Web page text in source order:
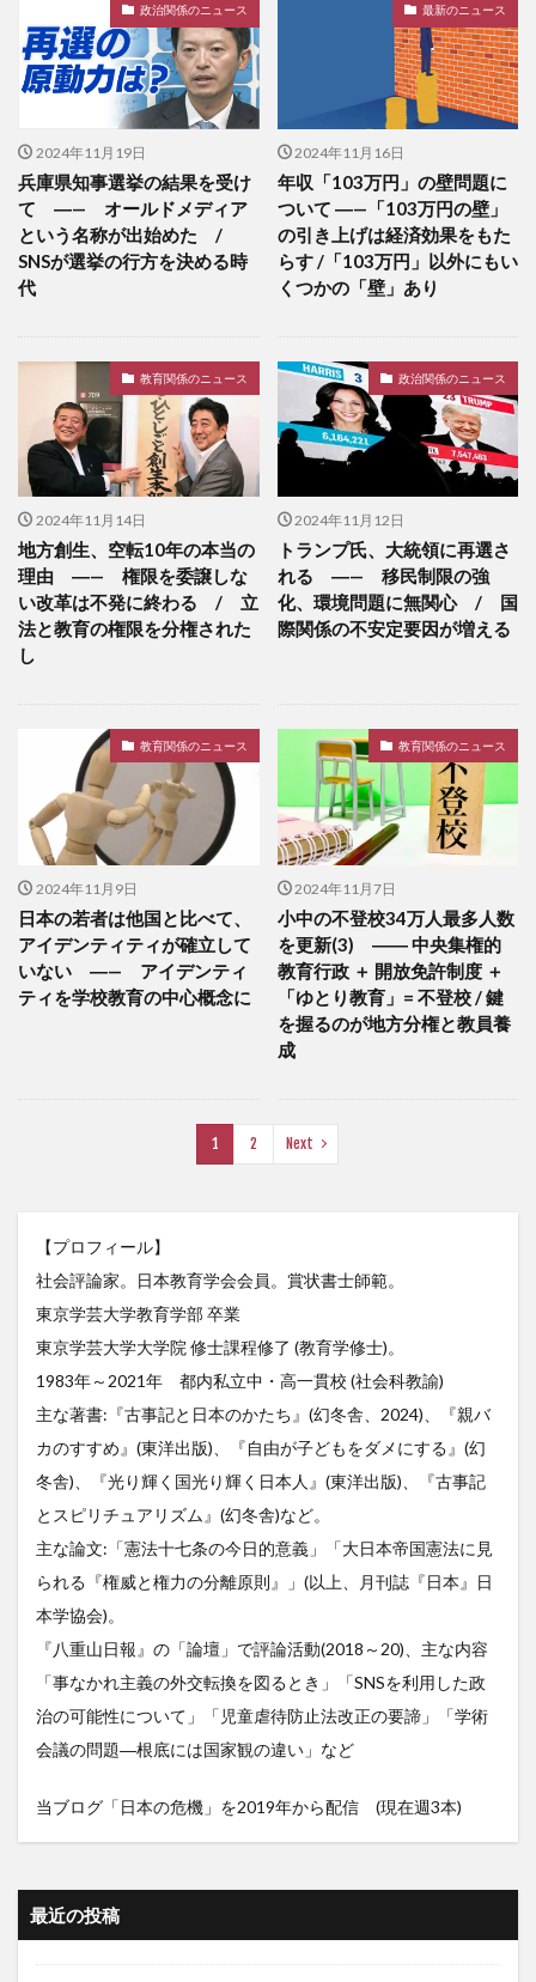
政治関係のニュース
2024年11月19日
兵庫県知事選挙の結果を受け
て ―— オールドメディア
という名称が出始めた /
SNSが選挙の行方を決める時
代
最新のニュース
2024年11月16日
年収「103万円」の壁問題に
ついて ―—「103万円の壁」
の引き上げは経済効果をもた
らす /「103万円」以外にもい
くつかの「壁」あり
教育関係のニュース
2024年11月14日
地方創生、空転10年の本当の
理由 ―— 権限を委譲しな
い改革は不発に終わる / 立
法と教育の権限を分権された
し
政治関係のニュース
2024年11月12日
トランプ氏、大統領に再選さ
れる ―— 移民制限の強
化、環境問題に無関心 / 国
際関係の不安定要因が増える
教育関係のニュース
2024年11月9日
日本の若者は他国と比べて、
アイデンティティが確立して
いない ―— アイデンティ
ティを学校教育の中心概念に
教育関係のニュース
2024年11月7日
小中の不登校34万人最多人数
を更新(3) ―― 中央集権的
教育行政 ＋ 開放免許制度 ＋
「ゆとり教育」= 不登校 / 鍵
を握るのが地方分権と教員養
成
1 2 Next
【プロフィール】
社会評論家。日本教育学会会員。賞状書士師範。
東京学芸大学教育学部 卒業
東京学芸大学大学院 修士課程修了 (教育学修士)。
1983年～2021年 都内私立中・高一貫校 (社会科教諭)
主な著書:『古事記と日本のかたち』(幻冬舎、2024)、『親バ
カのすすめ』(東洋出版)、『自由が子どもをダメにする』(幻
冬舎)、『光り輝く国光り輝く日本人』(東洋出版)、『古事記
とスピリチュアリズム』(幻冬舎)など。
主な論文:「憲法十七条の今日的意義」「大日本帝国憲法に見
られる『権威と権力の分離原則』」(以上、月刊誌『日本』日
本学協会)。
『八重山日報』の「論壇」で評論活動(2018～20)、主な内容
「事なかれ主義の外交転換を図るとき」「SNSを利用した政
治の可能性について」「児童虐待防止法改正の要諦」「学術
会議の問題―根底には国家観の違い」など
当ブログ「日本の危機」を2019年から配信 (現在週3本)
最近の投稿